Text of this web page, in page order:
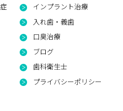
インプラント治療
入れ歯・義歯
口臭治療
ブログ
歯科衛生士
プライバシーポリシー